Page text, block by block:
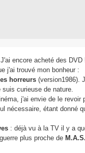
J'ai encore acheté des
j'ai trouvé mon bonheur :
horreurs (version1986).
curieuse de nature.
j'ai envie de le revoir
nécessaire, étant donné
: déjà vu à la TV il y a
plus proche de